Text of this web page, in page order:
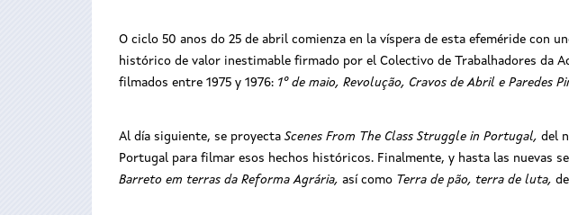
O ciclo 50 anos do 25 de abril comienza en la víspera de esta efeméride con
histórico de valor inestimable firmado por el Colectivo de Trabalhadores da
filmados entre 1975 y 1976: 1º de maio, Revolução, Cravos de Abril e Paredes
Al día siguiente, se proyecta Scenes From The Class Struggle in Portugal, del
Portugal para filmar esos hechos históricos. Finalmente, y hasta las nuevas
Barreto em terras da Reforma Agrária, así como Terra de pão, terra de luta,